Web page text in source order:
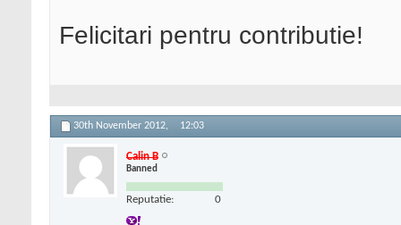
// To Do
case'text':
default:
return
}
Felicitari pentru contributie!
30th November 2012, 12:03
Calin B
Banned
Reputatie: 0